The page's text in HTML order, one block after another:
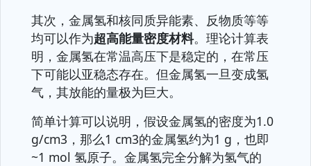
其次，金属氢和核同质异能素、反物质等等
均可以作为超高能量密度材料。理论计算表
明，金属氢在常温高压下是稳定的，在常压
下可能以亚稳态存在。但金属氢一旦变成氢
气，其放能的量极为巨大。
简单计算可以说明，假设金属氢的密度为1.0
g/cm3，那么1 cm3的金属氢约为1 g，也即
~1 mol 氢原子。金属氢完全分解为氢气的